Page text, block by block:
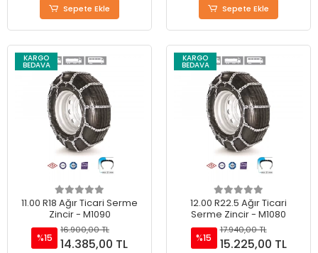
Sepete Ekle Sepete Ekle
KARGO
BEDAVA
11.00 R18 Ağır Ticari Serme
Zincir - M1090
%15
16.900,00 TL
14.385,00 TL
KARGO
BEDAVA
12.00 R22.5 Ağır Ticari
Serme Zincir - M1080
%15
17.940,00 TL
15.225,00 TL